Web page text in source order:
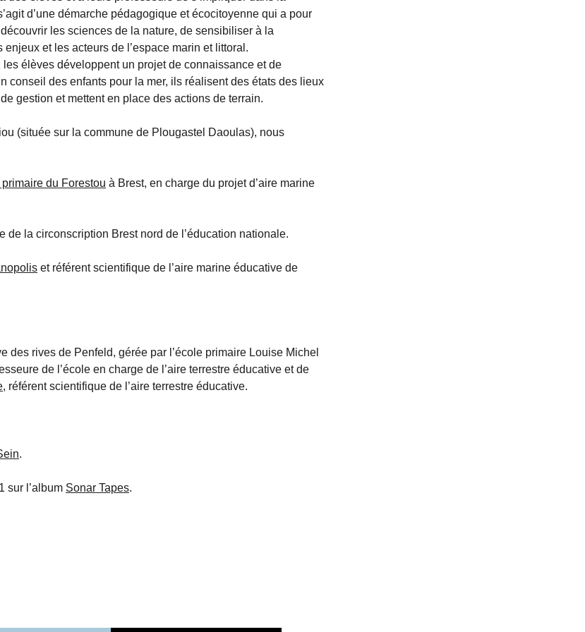
d’une démarche pédagogique et écocitoyenne qui a pour
les sciences de la nature, de sensibiliser à la
et les acteurs de l’espace marin et littoral.
élèves développent un projet de connaissance et de
conseil des enfants pour la mer, ils réalisent des états des lieux
gestion et mettent en place des actions de terrain.
(située sur la commune de Plougastel Daoulas), nous
primaire du Forestou à Brest, en charge du projet d’aire marine
de la circonscription Brest nord de l’éducation nationale.
et référent scientifique de l’aire marine éducative de
des rives de Penfeld, gérée par l’école primaire Louise Michel
de l’école en charge de l’aire terrestre éducative et de
, référent scientifique de l’aire terrestre éducative.
.
sur l’album Sonar Tapes.